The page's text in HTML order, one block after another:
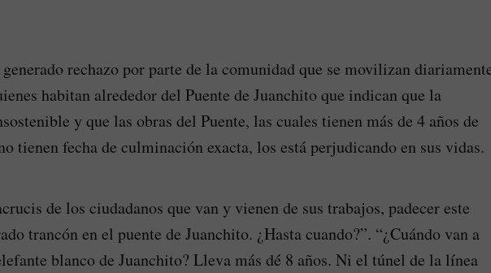
rechazo por parte de la comunidad que se movilizan
habitan alrededor del Puente de Juanchito que indican que la
y que las obras del Puente, las cuales tienen más de 4 años de
tienen fecha de culminación exacta, los está perjudicando en sus vidas.
de los ciudadanos que van y vienen de sus trabajos, padecer este
trancón en el puente de Juanchito. ¿Hasta cuando?”. “¿Cuándo van a
blanco de Juanchito? Lleva más dé 8 años. Ni el túnel de la línea